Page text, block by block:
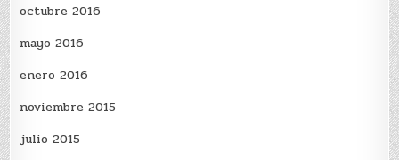
octubre 2016
mayo 2016
enero 2016
noviembre 2015
julio 2015